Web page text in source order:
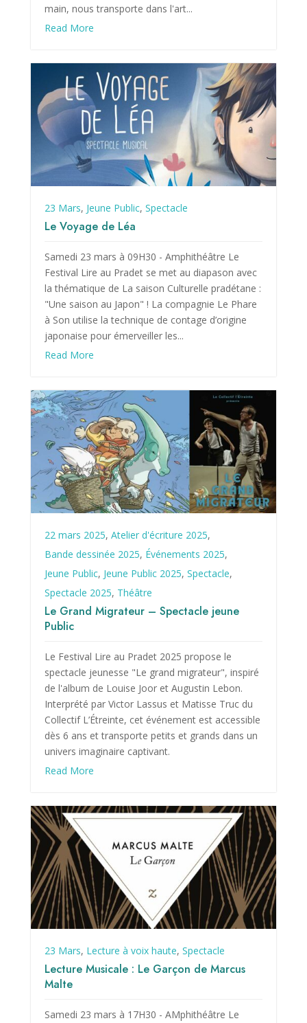
main, nous transporte dans l'art...
Read More
23 Mars, Jeune Public, Spectacle
Le Voyage de Léa
Samedi 23 mars à 09H30 - Amphithéâtre Le
Festival Lire au Pradet se met au diapason avec
la thématique de La saison Culturelle pradétane :
"Une saison au Japon" ! La compagnie Le Phare
à Son utilise la technique de contage d’origine
japonaise pour émerveiller les...
Read More
22 mars 2025, Atelier d'écriture 2025,
Bande dessinée 2025, Événements 2025,
Jeune Public, Jeune Public 2025, Spectacle,
Spectacle 2025, Théâtre
Le Grand Migrateur – Spectacle jeune
Public
Le Festival Lire au Pradet 2025 propose le
spectacle jeunesse "Le grand migrateur", inspiré
de l'album de Louise Joor et Augustin Lebon.
Interprété par Victor Lassus et Matisse Truc du
Collectif L’Étreinte, cet événement est accessible
dès 6 ans et transporte petits et grands dans un
univers imaginaire captivant.
Read More
23 Mars, Lecture à voix haute, Spectacle
Lecture Musicale : Le Garçon de Marcus
Malte
Samedi 23 mars à 17H30 - AMphithéâtre Le